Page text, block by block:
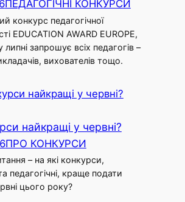
ПЕДАГОГІЧНІ КОНКУРСИ
конкурс педагогічної
EDUCATION AWARD EUROPE,
запрошує всіх педагогів –
вихователів тощо.
найкращі у червні?
ПРО КОНКУРСИ
– на які конкурси,
педагогічні, краще подати
цього року?